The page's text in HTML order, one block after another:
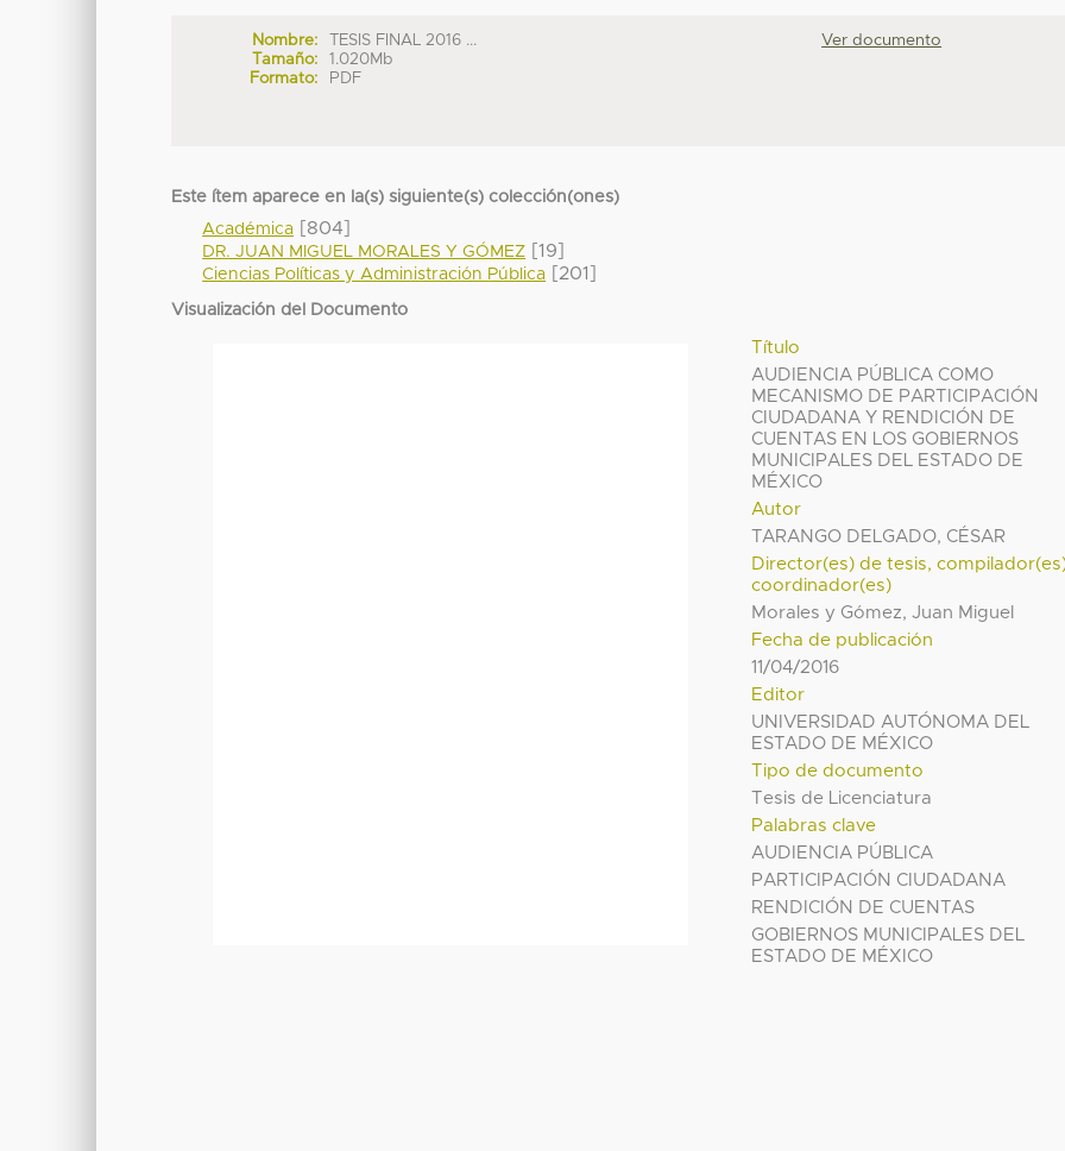
Nombre:
TESIS FINAL 2016 ...
Tamaño:
1.020Mb
Formato:
PDF
Ver documento
Este ítem aparece en la(s) siguiente(s) colección(ones)
Académica [804]
DR. JUAN MIGUEL MORALES Y GÓMEZ [19]
Ciencias Políticas y Administración Pública [201]
Visualización del Documento
Título
AUDIENCIA PÚBLICA COMO
MECANISMO DE PARTICIPACIÓN
CIUDADANA Y RENDICIÓN DE
CUENTAS EN LOS GOBIERNOS
MUNICIPALES DEL ESTADO DE
MÉXICO
Autor
TARANGO DELGADO, CÉSAR
Director(es) de tesis,
coordinador(es)
Morales y Gómez, Juan Miguel
Fecha de publicación
11/04/2016
Editor
UNIVERSIDAD AUTÓNOMA DEL
ESTADO DE MÉXICO
Tipo de documento
Tesis de Licenciatura
Palabras clave
AUDIENCIA PÚBLICA
PARTICIPACIÓN CIUDADANA
RENDICIÓN DE CUENTAS
GOBIERNOS MUNICIPALES DEL
ESTADO DE MÉXICO